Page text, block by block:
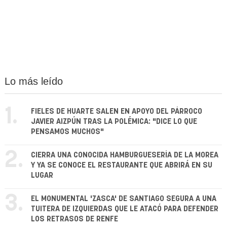
Lo más leído
1.
FIELES DE HUARTE SALEN EN APOYO DEL PÁRROCO
JAVIER AIZPÚN TRAS LA POLÉMICA: "DICE LO QUE
PENSAMOS MUCHOS"
2.
CIERRA UNA CONOCIDA HAMBURGUESERÍA DE LA MOREA
Y YA SE CONOCE EL RESTAURANTE QUE ABRIRÁ EN SU
LUGAR
3.
EL MONUMENTAL 'ZASCA' DE SANTIAGO SEGURA A UNA
TUITERA DE IZQUIERDAS QUE LE ATACÓ PARA DEFENDER
LOS RETRASOS DE RENFE